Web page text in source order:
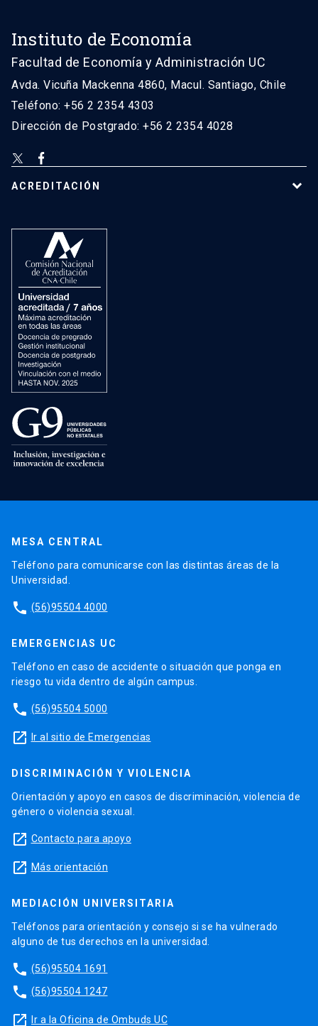
Instituto de Economía
Facultad de Economía y Administración UC
Avda. Vicuña Mackenna 4860, Macul. Santiago, Chile
Teléfono: +56 2 2354 4303
Dirección de Postgrado: +56 2 2354 4028
ACREDITACIÓN
MESA CENTRAL
Teléfono para comunicarse con las distintas áreas de la
Universidad.
phone (56)95504 4000
EMERGENCIAS UC
Teléfono en caso de accidente o situación que ponga en
riesgo tu vida dentro de algún campus.
phone (56)95504 5000
launch Ir al sitio de Emergencias
DISCRIMINACIÓN Y VIOLENCIA
Orientación y apoyo en casos de discriminación, violencia de
género o violencia sexual.
launch Contacto para apoyo
launch Más orientación
MEDIACIÓN UNIVERSITARIA
Teléfonos para orientación y consejo si se ha vulnerado
alguno de tus derechos en la universidad.
phone (56)95504 1691
phone (56)95504 1247
launch Ir a la Oficina de Ombuds UC